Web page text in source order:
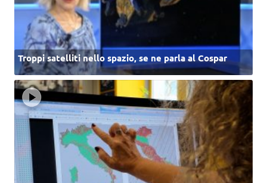
Troppi satelliti nello spazio, se ne parla al Cospar